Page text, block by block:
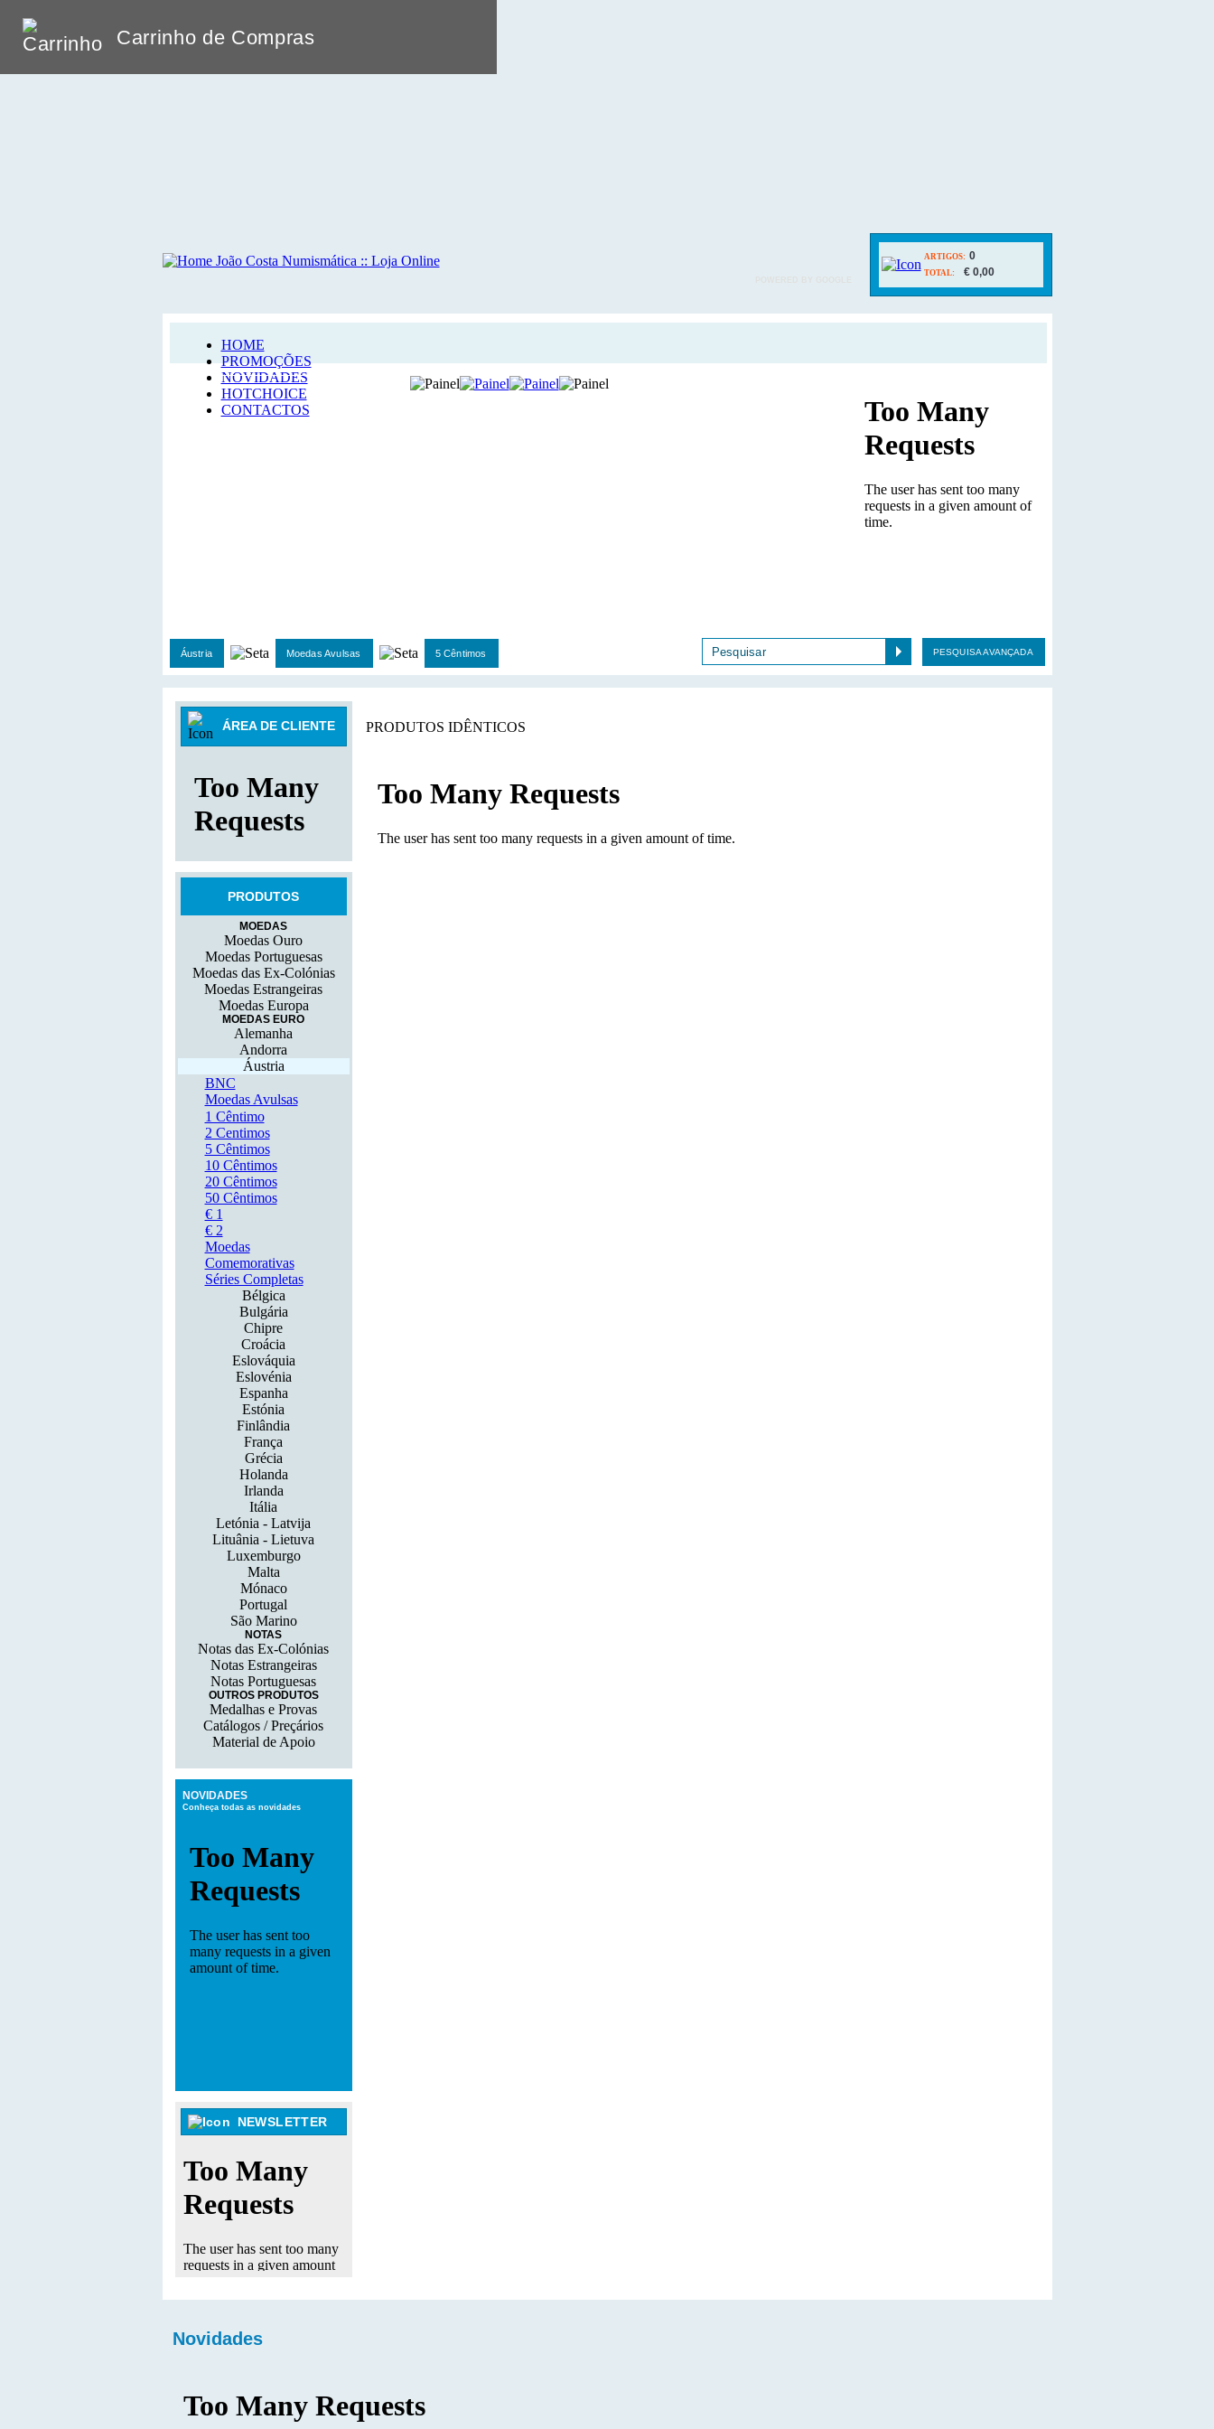
Carrinho de Compras
ARTIGOS: 0
TOTAL: € 0,00
HOME
PROMOÇÕES
NOVIDADES
HOTCHOICE
CONTACTOS
Áustria Moedas Avulsas 5 Cêntimos PESQUISA AVANÇADA
ÁREA DE CLIENTE
PRODUTOS
MOEDAS
Moedas Ouro
Moedas Portuguesas
Moedas das Ex-Colónias
Moedas Estrangeiras
Moedas Europa
MOEDAS EURO
Alemanha
Andorra
Áustria
BNC
Moedas Avulsas
1 Cêntimo
2 Centimos
5 Cêntimos
10 Cêntimos
20 Cêntimos
50 Cêntimos
€ 1
€ 2
Moedas
Comemorativas
Séries Completas
Bélgica
Bulgária
Chipre
Croácia
Eslováquia
Eslovénia
Espanha
Estónia
Finlândia
França
Grécia
Holanda
Irlanda
Itália
Letónia - Latvija
Lituânia - Lietuva
Luxemburgo
Malta
Mónaco
Portugal
São Marino
NOTAS
Notas das Ex-Colónias
Notas Estrangeiras
Notas Portuguesas
OUTROS PRODUTOS
Medalhas e Provas
Catálogos / Preçários
Material de Apoio
NOVIDADES
Conheça todas as novidades
NEWSLETTER
PRODUTOS IDÊNTICOS
Novidades